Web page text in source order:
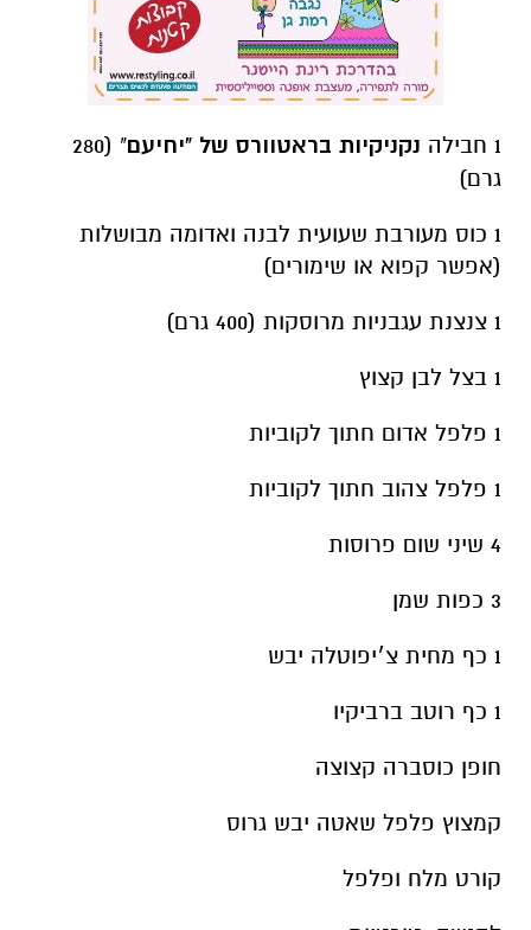
נקניקיות בראטוורס של "יחיעם
" (280
(אפשר קפוא או שימורים)
1 בצל לבן קצוץ
1 פלפל אדום חתוך לקוביות
1 פלפל צהוב חתוך לקוביות
4 שיני שום פרוסות
3 כפות שמן
1 כף מחית צ׳יפוטלה יבש
1 כף רוטב ברביקיו
חופן כוסברה קצוצה
קמצוץ פלפל שאטה יבש גרוס
קורט מלח ופלפל
להגשה : טורטיות
אופן ההכנה: